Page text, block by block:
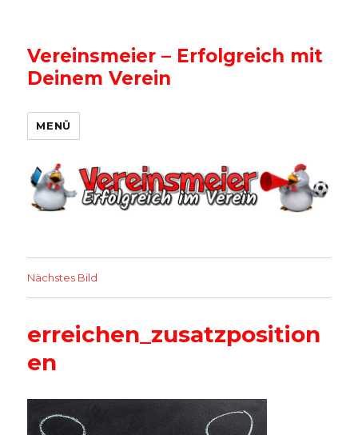
Vereinsmeier – Erfolgreich mit
Deinem Verein
MENÜ
Nächstes Bild
erreichen_zusatzposition
en